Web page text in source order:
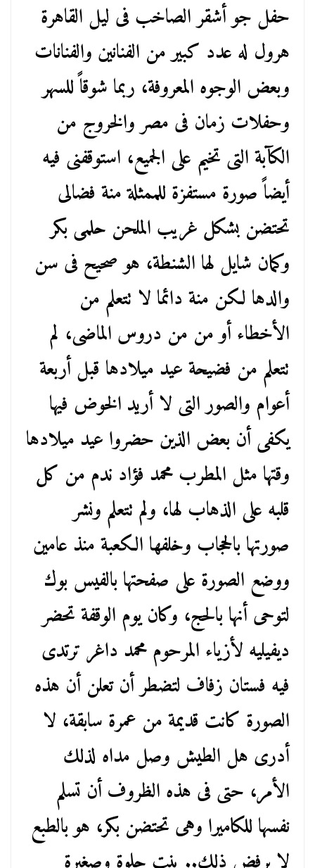
حفل جو أشقر الصاخب فى ليل القاهرة
هرول له عدد كبير من الفنانين والفنانات
وبعض الوجوه المعروفة، ربما شوقاً للسهر
وحفلات زمان فى مصر والخروج من
الكآبة التى تخيم على الجميع، استوقفنى فيه
أيضاً صورة مستفزة للممثلة منة فضالى
تحتضن بشكل غريب الملحن حلمى بكر
وكمان شايل لها الشنطة، هو صحيح فى سن
والدها لكن منة دائما لا تتعلم من
الأخطاء أو من من دروس الماضى، لم
تتعلم من فضيحة عيد ميلادها قبل أربعة
أعوام والصور التى لا أريد الخوض فيها
يكفى أن بعض الذين حضروا عيد ميلادها
وقتها مثل المطرب محمد فؤاد ندم من كل
قلبه على الذهاب لها، ولم تتعلم ونشر
صورتها بالحجاب وخلفها الكعبة منذ عامين
ووضع الصورة على صفحتها بالفيس بوك
لتوحى أنها بالحج، وكان يوم الوقفة تحضر
ديفيليه لأزياء المرحوم محمد داغر ترتدى
فيه فستان زفاف لتضطر أن تعلن أن هذه
الصورة كانت قديمة من عمرة سابقة، لا
أدرى هل الطيش وصل مداه لذلك
الأمر، حتى فى هذه الظروف أن تسلم
نفسها للكاميرا وهى تحتضن بكر، هو بالطبع